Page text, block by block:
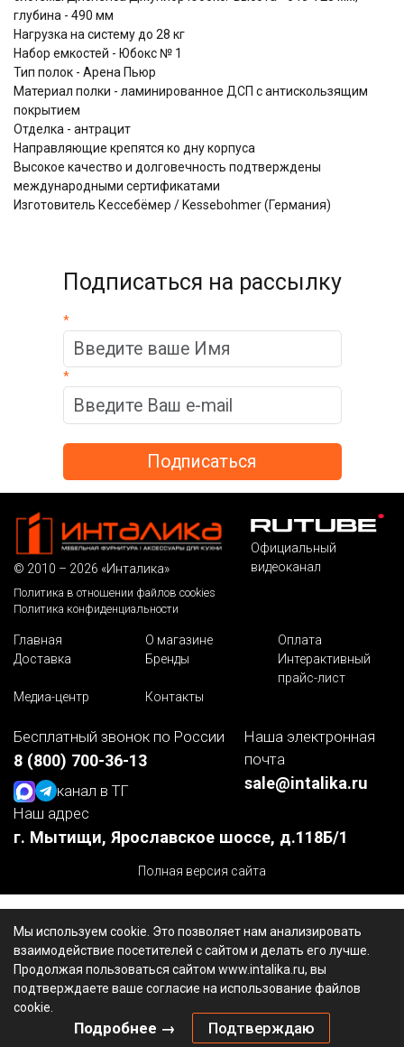
глубина - 490 мм
Нагрузка на систему до 28 кг
Набор емкостей - Юбокс № 1
Тип полок - Арена Пьюр
Материал полки - ламинированное ДСП с антискользящим
покрытием
Отделка - антрацит
Направляющие крепятся ко дну корпуса
Высокое качество и долговечность подтверждены
международными сертификатами
Изготовитель Кессебёмер / Kessebohmer (Германия)
Подписаться на рассылку
*
*
Мы используем cookie. Это позволяет нам анализировать
взаимодействие посетителей с сайтом и делать его лучше.
Продолжая пользоваться сайтом www.intalika.ru, вы
подтверждаете ваше согласие на использование файлов
cookie.
Подробнее → Подтверждаю
© 2010 – 2026 «Инталика»
Политика в отношении файлов cookies
Политика конфиденциальности
Официальный
видеоканал
Главная О магазине
Оплата
Доставка
Бренды
Интерактивный
прайс-лист
Медиа-центр
Контакты
Бесплатный звонок по России
8 (800) 700-36-13
канал в ТГ
Наша электронная
почта
sale@intalika.ru
Наш адрес
г. Мытищи, Ярославское шоссе, д.118Б/1
Полная версия сайта